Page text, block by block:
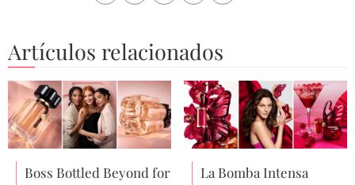
Artículos relacionados
Boss Bottled Beyond for
La Bomba Intensa